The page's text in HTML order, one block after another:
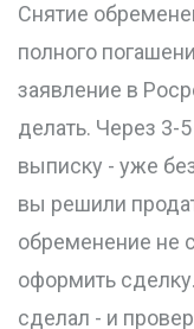
Снятие
полного
заявление в
делать. Через 3-
выписку - уже
вы решили
обременение не
оформить
сделал - и